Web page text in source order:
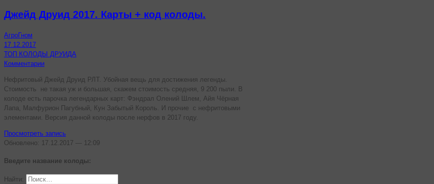
Джейд Друид 2017. Карты + код колоды.
АгроГном
17.12.2017
ТОП КОЛОДЫ ДРУИДА
Комментарии
Нефритовый Джейд Друид РЛТ. Убойная вещь для достижения легенды.
Стоимость не такая уж и большая, скажем стоимость средняя, 9 200 пыли. В
колоде есть парочка легендарных карт: Фэндрал Олений Шлем, Айя Чёрная
Лапа, Малфурион Пагубный, Кун Забытый Король. И прочие с нефритовыми
элементами. Версия данной колоды после нерфов в 2017 году.
Просмотреть запись
Обновлено: 17.12.2017 — 12:09
Введите название колоды:
Найти: